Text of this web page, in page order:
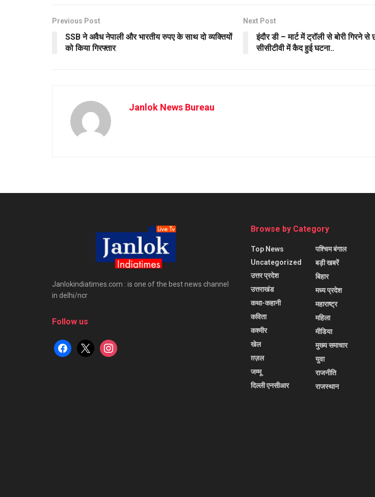
Previous Post
SSB ने अवैध नेपाली और भारतीय रुपए के साथ दो व्यक्तियों
को किया गिरफ्तार
Next Post
इंदौर डी – मार्ट में ट्रॉली से बोरी गिरने से
सीसीटीवी में कैद हुई घटना..
Janlok News Bureau
Janlokindiatimes.com : is one of the best news channel
in delhi/ncr
Follow us
facebook
x instagram
Browse by Category
Top News
Uncategorized
उत्तर प्रदेश
उत्तराखंड
कथा-कहानी
कविता
कश्मीर
खेल
ग़ज़ल
जम्मू
दिल्ली एनसीआर
पश्चिम बंगाल
बड़ी खबरें
बिहार
मध्य प्रदेश
महाराष्ट्र
महिला
मीडिया
मुख्य समाचार
युवा
राजनीति
राजस्थान